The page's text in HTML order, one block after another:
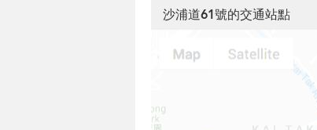
沙浦道61號的交通站點